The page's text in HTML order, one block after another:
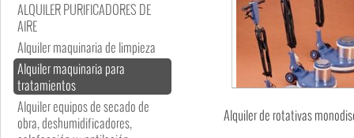
ALQUILER PURIFICADORES DE
AIRE
Alquiler maquinaria de limpieza
Alquiler maquinaria para
tratamientos
Alquiler equipos de secado de
obra, deshumidificadores,
Alquiler de rotativas